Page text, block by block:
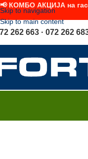
Skip to navigation
Skip to main content
262 663 · 072 262
📢 КОМБО АКЦИЈА на